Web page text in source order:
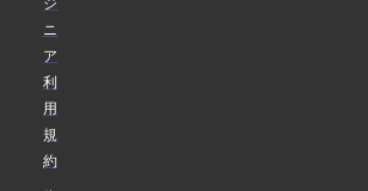
ジ
ニ
ア
利
用
規
約